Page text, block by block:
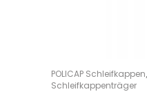
OPTIONS
POLICAP Schleifkappen,
Schleifkappenträger